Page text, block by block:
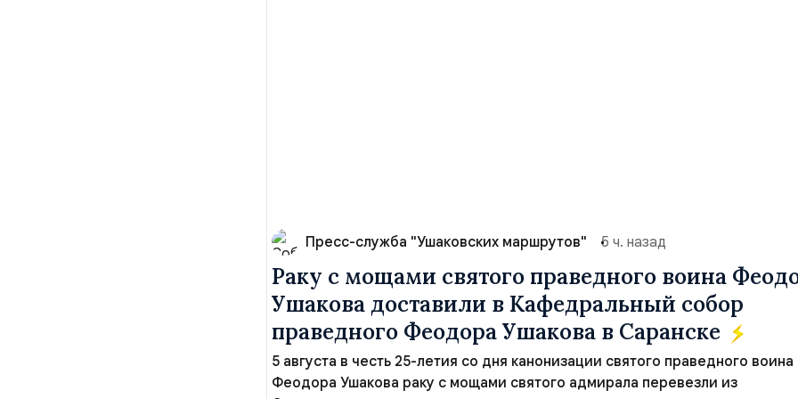
Пресс-служба "Ушаковских маршрутов" 5 ч. назад
Раку с мощами святого праведного воина
Ушакова доставили в Кафедральный собор
праведного Феодора Ушакова в Саранске
5 августа в честь 25-летия со дня канонизации святого праведного воина
Феодора Ушакова раку с мощами святого адмирала перевезли из